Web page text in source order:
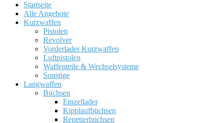
Startseite
Alle Angebote
Kurzwaffen
Pistolen
Revolver
Vorderlader Kurzwaffen
Luftpistolen
Waffenteile & Wechselsysteme
Sonstige
Langwaffen
Büchsen
Einzellader
Kipplaufbüchsen
Repetierbüchsen